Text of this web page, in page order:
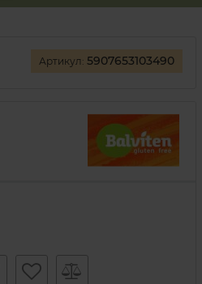
Артикул: 5907653103490